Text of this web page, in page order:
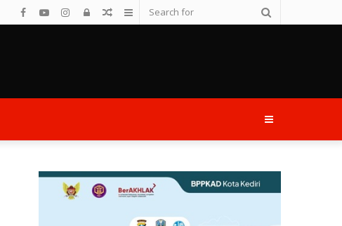
Sidebar
Random
Log
Instagram
YouTube
Facebook
Sidebar